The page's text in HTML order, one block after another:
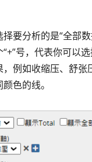
要分析的是“全部
号，代表你可以
例如收缩压、舒张
色的线。